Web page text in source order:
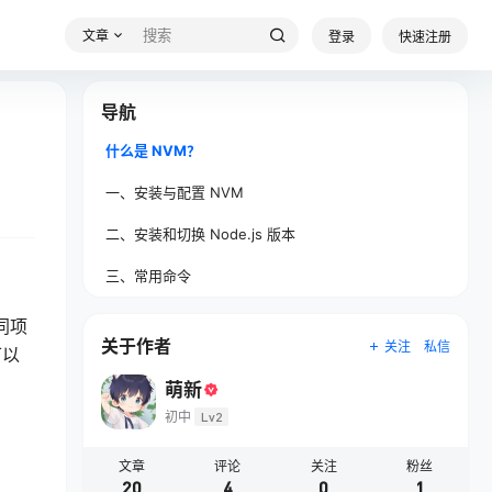
文章 登录 快速注册
项
导航
什么是 NVM？
一、安装与配置 NVM
二、安装和切换 Node.js 版本
三、常用命令
关于作者 关注 私信
萌新
初中 Lv2
文章
20
评论
4
关注
0
粉丝
1